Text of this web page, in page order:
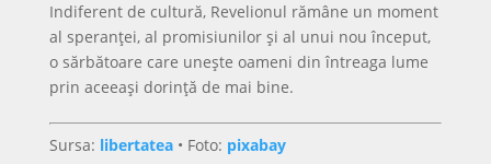
Indiferent de cultură, Revelionul rămâne un moment
al speranței, al promisiunilor și al unui nou început,
o sărbătoare care unește oameni din întreaga lume
prin aceeași dorință de mai bine.
Sursa: libertatea• Foto: pixabay